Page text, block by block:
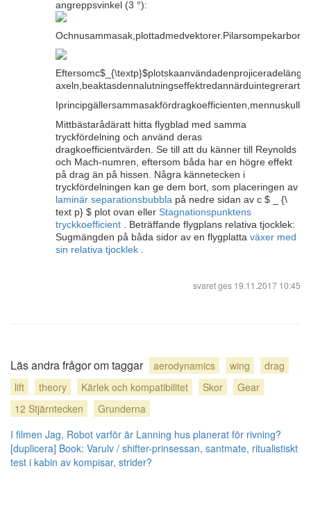
angreppsvinkel (3 °):
Mittbästarådäratt hitta flygblad med samma
tryckfördelning och använd deras
dragkoefficientvärden. Se till att du känner till Reynolds
och Mach-numren, eftersom båda har en högre effekt
på drag än på hissen. Några kännetecken i
tryckfördelningen kan ge dem bort, som placeringen av
laminär separationsbubbla på nedre sidan av c $ _ {\
text p} $ plot ovan eller Stagnationspunktens
tryckkoefficient
. Beträffande flygplans relativa tjocklek:
Sugmängden på båda sidor av en flygplatta växer med
sin relativa tjocklek
svaret ges 19.11.2017 10:45
Läs andra frågor om taggar aerodynamics wing
drag
lift
theory Kärlek och kompatibilitet Skor
Gear
12 Stjärntecken
Grunderna
I filmen Jag, Robot varför är Lanning hus planerat för rivning?
[duplicera] Book: Varulv / shifter-prinsessan, santmate, ritualistiskt
test i kabin av kompisar, strider?